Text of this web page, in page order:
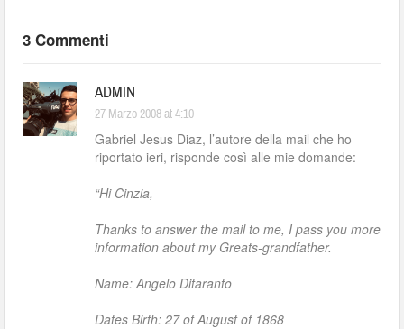
3 Commenti
ADMIN
27 Marzo 2008 at 4:10
Gabriel Jesus Diaz, l’autore della mail che ho
riportato ieri, risponde così alle mie domande:
“Hi Cinzia,
Thanks to answer the mail to me, I pass you more
information about my Greats-grandfather.
Name: Angelo Ditaranto
Dates Birth: 27 of August of 1868